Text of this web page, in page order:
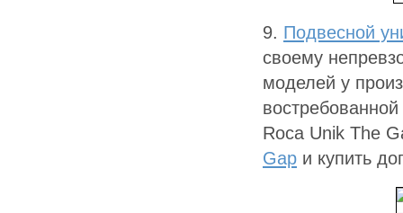
9. Подвесной
своему
моделей у
Roca Unik The
Gap и купить